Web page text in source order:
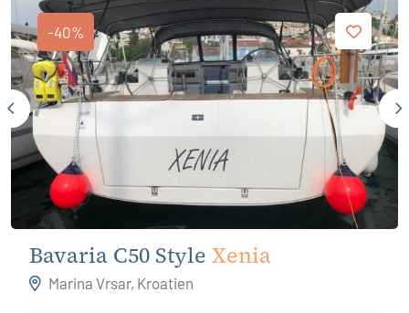
-40%
Bavaria C50 Style Xenia
Marina Vrsar, Kroatien